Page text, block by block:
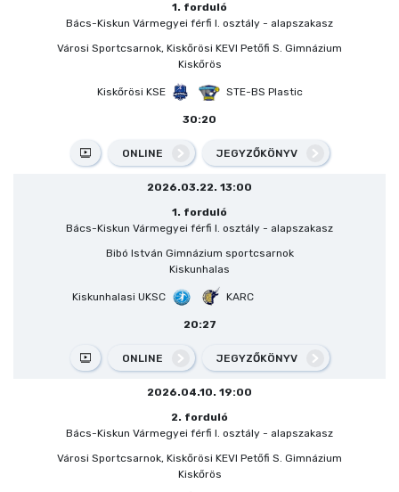
1. forduló
Bács-Kiskun Vármegyei férfi I. osztály - alapszakasz
Városi Sportcsarnok, Kiskőrösi KEVI Petőfi S. Gimnázium
Kiskőrös
Kiskőrösi KSE STE-BS Plastic
30:20
ONLINE JEGYZŐKÖNYV
2026.03.22. 13:00
1. forduló
Bács-Kiskun Vármegyei férfi I. osztály - alapszakasz
Bibó István Gimnázium sportcsarnok
Kiskunhalas
Kiskunhalasi UKSC KARC
20:27
ONLINE JEGYZŐKÖNYV
2026.04.10. 19:00
2. forduló
Bács-Kiskun Vármegyei férfi I. osztály - alapszakasz
Városi Sportcsarnok, Kiskőrösi KEVI Petőfi S. Gimnázium
Kiskőrös